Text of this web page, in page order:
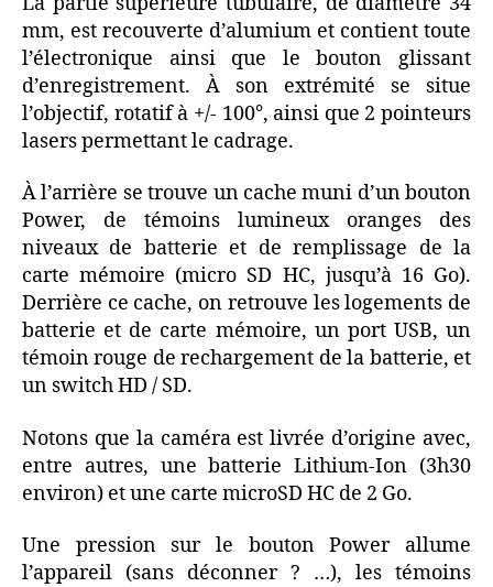
mm, est recouverte d’alumium et contient toute
l’électronique ainsi que le bouton glissant
d’enregistrement. À son extrémité se situe
l’objectif, rotatif à +/- 100°, ainsi que 2 pointeurs
lasers permettant le cadrage.
À l’arrière se trouve un cache muni d’un bouton
Power, de témoins lumineux oranges des
niveaux de batterie et de remplissage de la
carte mémoire (micro SD HC, jusqu’à 16 Go).
Derrière ce cache, on retrouve les logements de
batterie et de carte mémoire, un port USB, un
témoin rouge de rechargement de la batterie, et
un switch HD / SD.
Notons que la caméra est livrée d’origine avec,
entre autres, une batterie Lithium-Ion (3h30
environ) et une carte microSD HC de 2 Go.
Une pression sur le bouton Power allume
l’appareil (sans déconner ? …), les témoins